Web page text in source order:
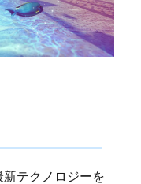
テクノロジーを